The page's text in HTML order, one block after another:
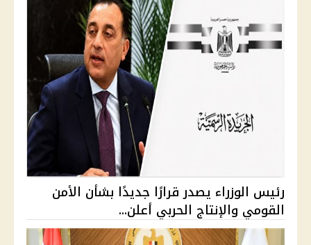
رئيس الوزراء يصدر قرارًا جديدًا بشأن الأمن
القومي والإنتاج الحربي أعلن...